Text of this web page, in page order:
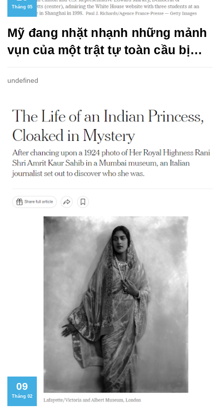
Tháng 05
Mỹ đang nhặt nhạnh những mảnh
vụn của một trật tự toàn cầu bị
undefined
09
Tháng 02